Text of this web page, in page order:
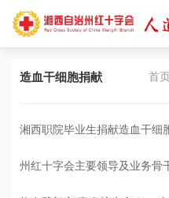
造血干细胞捐献 首页
湘西职院毕业生捐献造血干细
州红十字会主要领导及业务骨